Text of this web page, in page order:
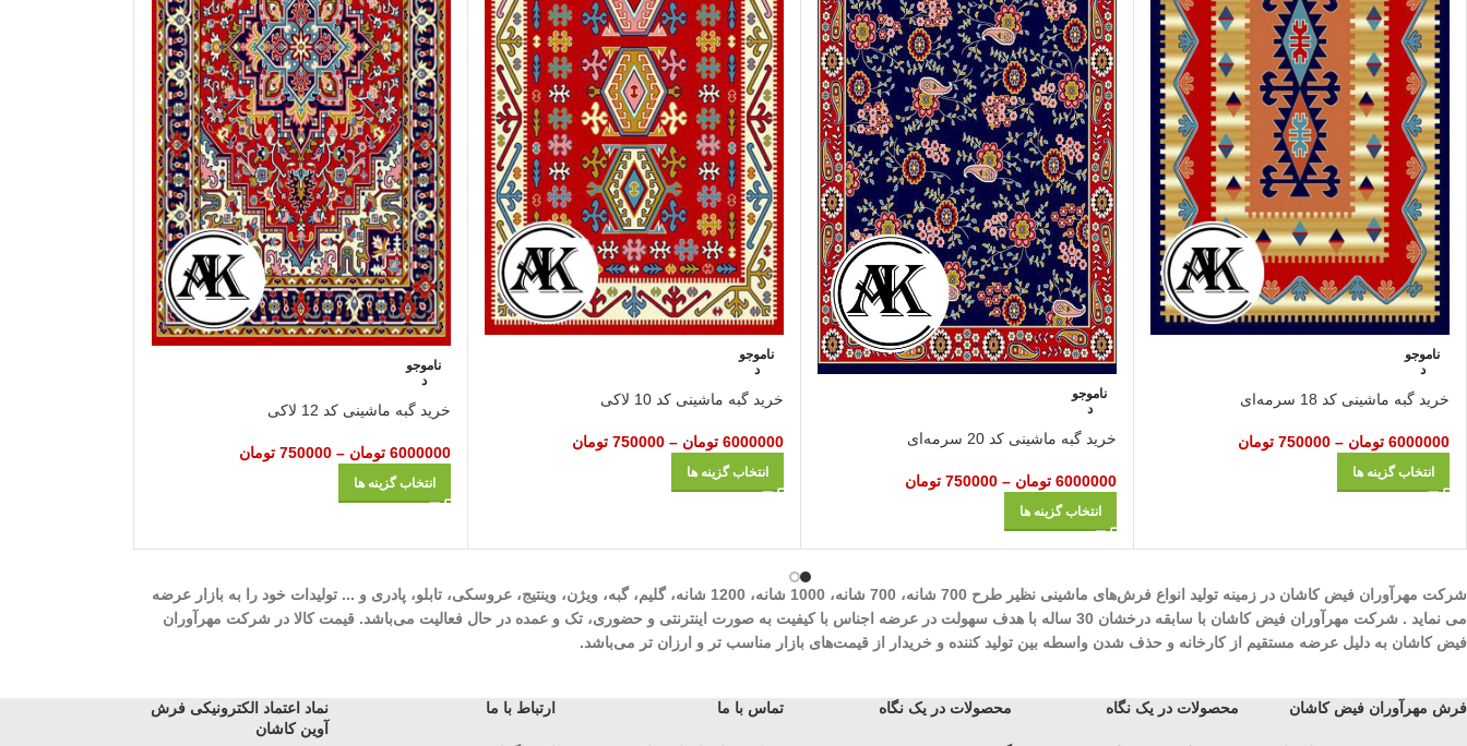
ناموجو
د
خرید گبه ماشینی کد 18 سرمه‌ای
6000000 تومان –
750000 تومان
انتخاب گزینه ها
ناموجو
د
خرید گبه ماشینی کد 20 سرمه‌ای
6000000 تومان –
750000 تومان
انتخاب گزینه ها
ناموجو
د
خرید گبه ماشینی کد 10 لاکی
6000000 تومان –
750000 تومان
انتخاب گزینه ها
ناموجو
د
خرید گبه ماشینی کد 12 لاکی
6000000 تومان –
750000 تومان
انتخاب گزینه ها
شرکت مهرآوران فیض کاشان در زمینه تولید انواع فرش‌های ماشینی نظیر طرح 700 شانه، 700 شانه، 1000 شانه، 1200 شانه، گلیم، گبه، ویژن، وینتیج، عروسکی، تابلو، پادری و ... تولیدات خود را به بازار عرضه
می نماید . شرکت مهرآوران فیض کاشان با سابقه درخشان 30 ساله با هدف سهولت در عرضه اجناس با کیفیت به صورت اینترنتی و حضوری، تک و عمده در حال فعالیت می‌باشد. قیمت کالا در شرکت مهرآوران
فیض کاشان به دلیل عرضه مستقیم از کارخانه و حذف شدن واسطه بین تولید کننده و خریدار از قیمت‌های بازار مناسب تر و ارزان تر می‌باشد.
فرش مهرآوران فیض کاشان محصولات در یک نگاه محصولات در یک نگاه تماس با ما ارتباط با ما
نماد اعتماد الکترونیکی فرش
آوین کاشان